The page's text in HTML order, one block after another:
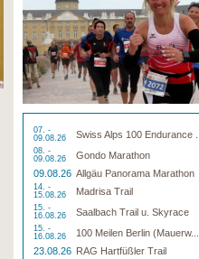
07. -
09.08.26
Swiss Alps 100 Endurance ...
08. -
09.08.26
Gondo Marathon
09.08.26 Allgäu Panorama Marathon
14. -
15.08.26
Madrisa Trail
15. -
16.08.26
Saalbach Trail u. Skyrace
15. -
16.08.26
100 Meilen Berlin (Mauerw...
23.08.26 RAG Hartfüßler Trail